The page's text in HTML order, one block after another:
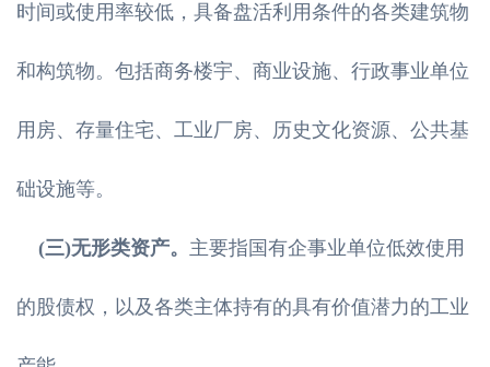
时间或使用率较低，具备盘活利用条件的各类建筑物
和构筑物。包括商务楼宇、商业设施、行政事业单位
用房、存量住宅、工业厂房、历史文化资源、公共基
础设施等。
(三)无形类资产。 主要指国有企事业单位低效使用
的股债权，以及各类主体持有的具有价值潜力的工业